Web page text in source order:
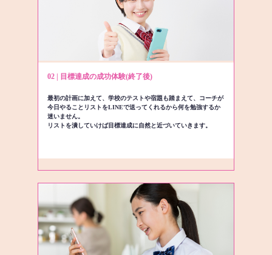
02 | 目標達成の成功体験(終了後)
最初の計画に加えて、学校のテストや宿題も踏まえて、コーチが
今日やることリストをLINEで送ってくれるから何を勉強するか
迷いません。
リストを潰していけば目標達成に自然と近づいていきます。